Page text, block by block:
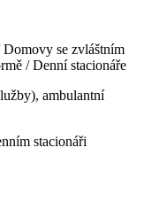
se zvláštním
/ Denní stacionáře
ambulantní
stacionáři